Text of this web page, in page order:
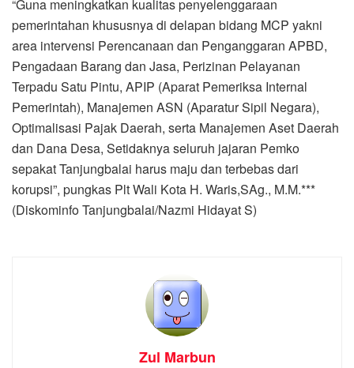
“Guna meningkatkan kualitas penyelenggaraan
pemerintahan khususnya di delapan bidang MCP yakni
area intervensi Perencanaan dan Penganggaran APBD,
Pengadaan Barang dan Jasa, Perizinan Pelayanan
Terpadu Satu Pintu, APIP (Aparat Pemeriksa Internal
Pemerintah), Manajemen ASN (Aparatur Sipil Negara),
Optimalisasi Pajak Daerah, serta Manajemen Aset Daerah
dan Dana Desa, Setidaknya seluruh jajaran Pemko
sepakat Tanjungbalai harus maju dan terbebas dari
korupsi”, pungkas Plt Wali Kota H. Waris,SAg., M.M.***
(Diskominfo Tanjungbalai/Nazmi Hidayat S)
Zul Marbun